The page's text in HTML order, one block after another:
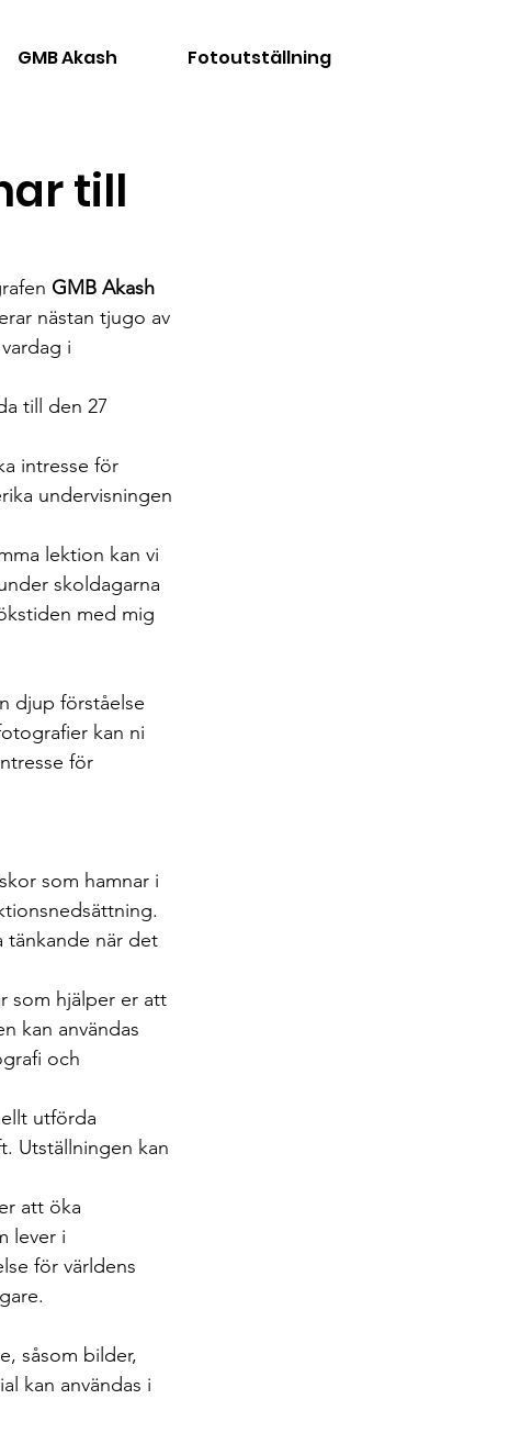
GMB Akash Fotoutställning
till
GMB Akash
nästan tjugo av
i
till den 27
intresse för
undervisningen
lektion kan vi
skoldagarna
med mig
djup förståelse
kan ni
för
som hamnar i
tänkande när det
som hjälper er att
kan användas
och
utförda
Utställningen kan
att öka
lever i
för världens
såsom bilder,
kan användas i